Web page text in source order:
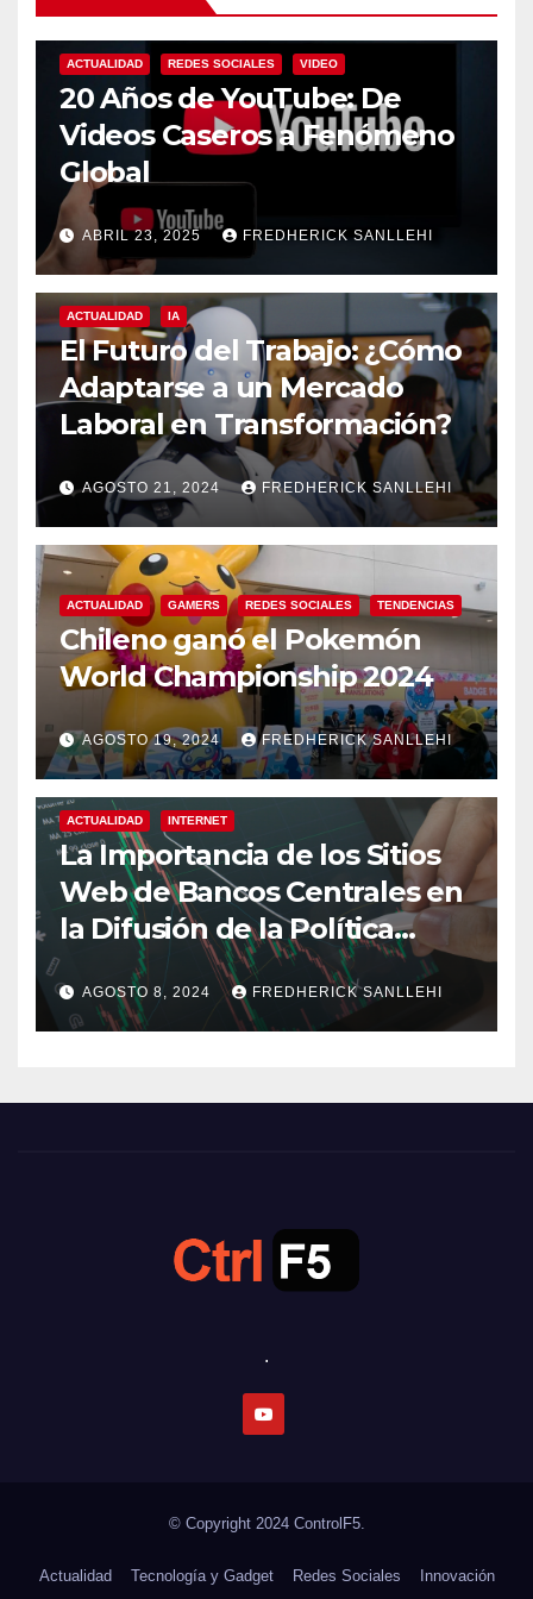
ACTUALIDAD REDES SOCIALES VIDEO
20 Años de YouTube: De
Videos Caseros a Fenómeno
Global
ABRIL 23, 2025 FREDHERICK SANLLEHI
ACTUALIDAD IA
El Futuro del Trabajo: ¿Cómo
Adaptarse a un Mercado
Laboral en Transformación?
AGOSTO 21, 2024 FREDHERICK SANLLEHI
ACTUALIDAD GAMERS REDES SOCIALES TENDENCIAS
Chileno ganó el Pokemón
World Championship 2024
AGOSTO 19, 2024 FREDHERICK SANLLEHI
ACTUALIDAD INTERNET
La Importancia de los Sitios
Web de Bancos Centrales en
la Difusión de la Política
Monetaria
AGOSTO 8, 2024 FREDHERICK SANLLEHI
.
© Copyright 2024 ControlF5.
Actualidad Tecnología y Gadget Redes Sociales Innovación